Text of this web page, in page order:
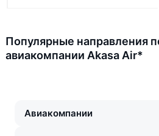
Популярные направления
авиакомпании Akasa Air*
Авиакомпании